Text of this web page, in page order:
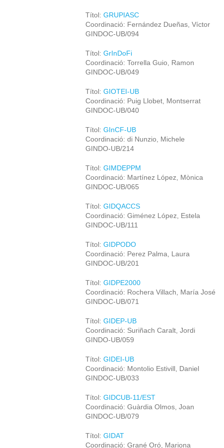
Títol: GRUPIASC
Coordinació: Fernández Dueñas, Víctor
GINDOC-UB/094
Títol: GrInDoFi
Coordinació: Torrella Guio, Ramon
GINDOC-UB/049
Títol: GIOTEI-UB
Coordinació: Puig Llobet, Montserrat
GINDOC-UB/040
Títol: GInCF-UB
Coordinació: di Nunzio, Michele
GINDO-UB/214
Títol: GIMDEPPM
Coordinació: Martínez López, Mònica
GINDOC-UB/065
Títol: GIDQACCS
Coordinació: Giménez López, Estela
GINDOC-UB/111
Títol: GIDPODO
Coordinació: Perez Palma, Laura
GINDOC-UB/201
Títol: GIDPE2000
Coordinació: Rochera Villach, María José
GINDOC-UB/071
Títol: GIDEP-UB
Coordinació: Suriñach Caralt, Jordi
GINDO-UB/059
Títol: GIDEI-UB
Coordinació: Montolio Estivill, Daniel
GINDOC-UB/033
Títol: GIDCUB-11/EST
Coordinació: Guàrdia Olmos, Joan
GINDOC-UB/079
Títol: GIDAT
Coordinació: Grané Oró, Mariona